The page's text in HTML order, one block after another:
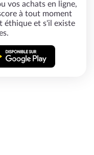
vos achats en ligne,
à tout moment
éthique et s'il existe